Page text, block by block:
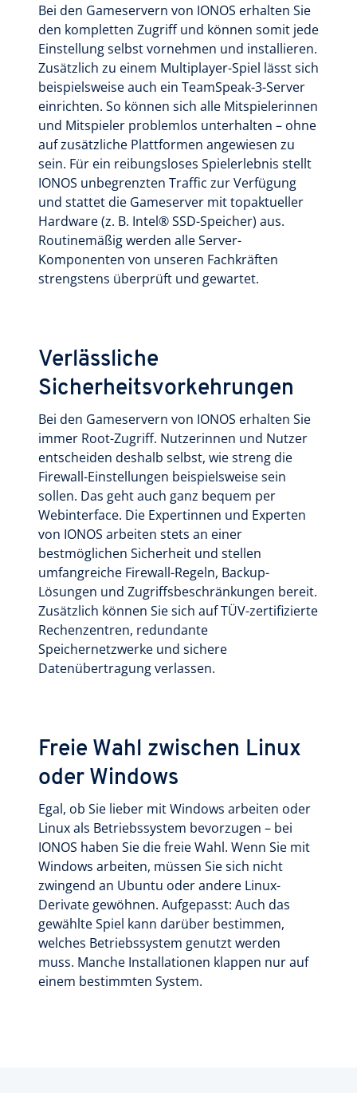
Bei den Gameservern von IONOS erhalten Sie
den kompletten Zugriff und können somit jede
Einstellung selbst vornehmen und installieren.
Zusätzlich zu einem Multiplayer-Spiel lässt sich
beispielsweise auch ein TeamSpeak-3-Server
einrichten. So können sich alle Mitspielerinnen
und Mitspieler problemlos unterhalten – ohne
auf zusätzliche Plattformen angewiesen zu
sein. Für ein reibungsloses Spielerlebnis stellt
IONOS unbegrenzten Traffic zur Verfügung
und stattet die Gameserver mit topaktueller
Hardware (z. B. Intel® SSD-Speicher) aus.
Routinemäßig werden alle Server-
Komponenten von unseren Fachkräften
strengstens überprüft und gewartet.
Verlässliche
Sicherheitsvorkehrungen
Bei den Gameservern von IONOS erhalten Sie
immer Root-Zugriff. Nutzerinnen und Nutzer
entscheiden deshalb selbst, wie streng die
Firewall-Einstellungen beispielsweise sein
sollen. Das geht auch ganz bequem per
Webinterface. Die Expertinnen und Experten
von IONOS arbeiten stets an einer
bestmöglichen Sicherheit und stellen
umfangreiche Firewall-Regeln, Backup-
Lösungen und Zugriffsbeschränkungen bereit.
Zusätzlich können Sie sich auf TÜV-zertifizierte
Rechenzentren, redundante
Speichernetzwerke und sichere
Datenübertragung verlassen.
Freie Wahl zwischen Linux
oder Windows
Egal, ob Sie lieber mit Windows arbeiten oder
Linux als Betriebssystem bevorzugen – bei
IONOS haben Sie die freie Wahl. Wenn Sie mit
Windows arbeiten, müssen Sie sich nicht
zwingend an Ubuntu oder andere Linux-
Derivate gewöhnen. Aufgepasst: Auch das
gewählte Spiel kann darüber bestimmen,
welches Betriebssystem genutzt werden
muss. Manche Installationen klappen nur auf
einem bestimmten System.